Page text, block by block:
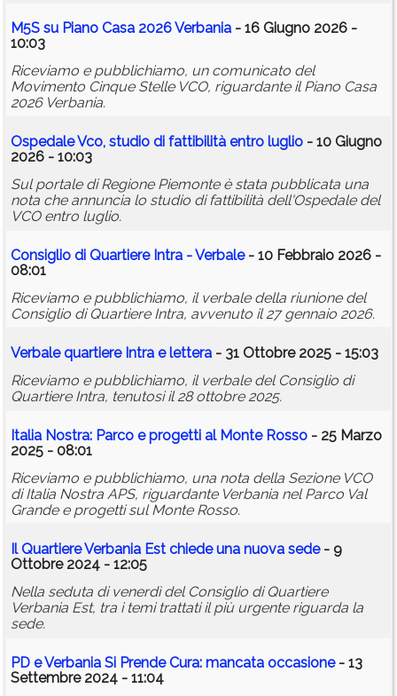
M5S su Piano Casa 2026 Verbania - 16 Giugno 2026 -
10:03
Riceviamo e pubblichiamo, un comunicato del
Movimento Cinque Stelle VCO, riguardante il Piano Casa
2026 Verbania.
Ospedale Vco, studio di fattibilità entro luglio - 10 Giugno
2026 - 10:03
Sul portale di Regione Piemonte è stata pubblicata una
nota che annuncia lo studio di fattibilità dell'Ospedale del
VCO entro luglio.
Consiglio di Quartiere Intra - Verbale- 10 Febbraio 2026 -
08:01
Riceviamo e pubblichiamo, il verbale della riunione del
Consiglio di Quartiere Intra, avvenuto il 27 gennaio 2026.
Verbale quartiere Intra e lettera - 31 Ottobre 2025 - 15:03
Riceviamo e pubblichiamo, il verbale del Consiglio di
Quartiere Intra, tenutosi il 28 ottobre 2025.
Italia Nostra: Parco e progetti al Monte Rosso - 25 Marzo
2025 - 08:01
Riceviamo e pubblichiamo, una nota della Sezione VCO
di Italia Nostra APS, riguardante Verbania nel Parco Val
Grande e progetti sul Monte Rosso.
Il Quartiere Verbania Est chiede una nuova sede- 9
Ottobre 2024 - 12:05
Nella seduta di venerdì del Consiglio di Quartiere
Verbania Est, tra i temi trattati il più urgente riguarda la
sede.
PD e Verbania Si Prende Cura: mancata occasione- 13
Settembre 2024 - 11:04